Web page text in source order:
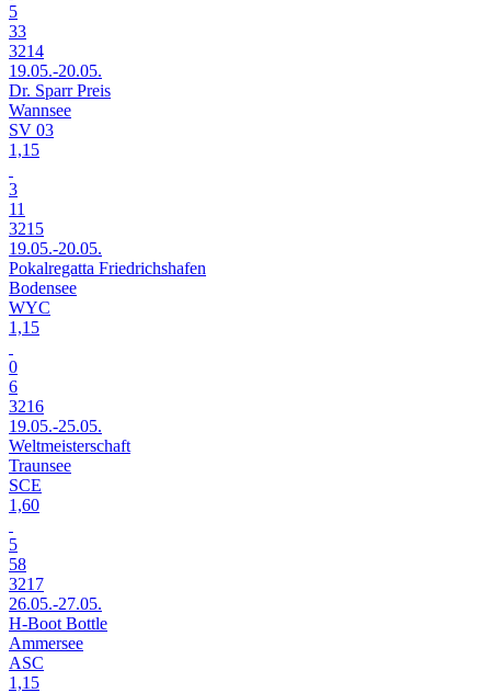
5
33
3214
19.05.-20.05.
Dr. Sparr Preis
Wannsee
SV 03
1,15
3
11
3215
19.05.-20.05.
Pokalregatta Friedrichshafen
Bodensee
WYC
1,15
0
6
3216
19.05.-25.05.
Weltmeisterschaft
Traunsee
SCE
1,60
5
58
3217
26.05.-27.05.
H-Boot Bottle
Ammersee
ASC
1,15